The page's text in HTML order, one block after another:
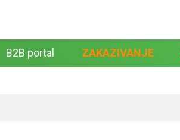
B2B portal ZAKAZIVANJE